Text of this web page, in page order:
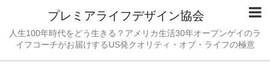
プレミアライフデザイン協会
人生100年時代をどう生きる？アメリカ生活30年オープンゲイのラ
イフコーチがお届けするUS発クオリティ・オブ・ライフの極意